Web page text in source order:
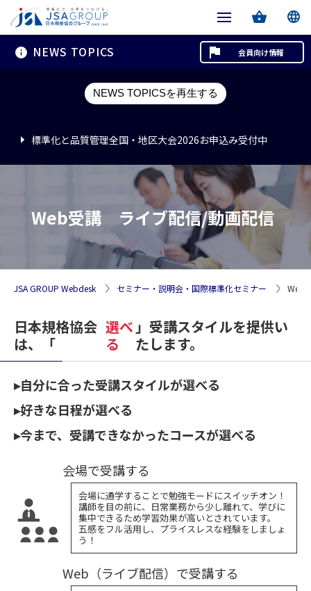
NEWS TOPICS
NEWS TOPICSを再生する
標準化と品質管理全国・地区大会2026お申込み受付中
標準化と品質管理全国・地区大会2026お申込み受付中
標準化と品質管理全国・地区大会2026お申込み受付中
会員向け情報
Web受講 ライブ配信/動画配信
JSA GROUP Webdesk セミナー・説明会・国際標準化セミナー Web
日本規格協会
は、「
選べ
る
」受講スタイルを提供い
たします。
▸自分に合った受講スタイルが選べる
▸好きな日程が選べる
▸今まで、受講できなかったコースが選べる
会場で受講する
会場に通学することで勉強モードにスイッチオン！
講師を目の前に、日常業務から少し離れて、学びに
集中できるため学習効果が高いとされています。
五感をフル活用し、プライスレスな経験をしましょ
う！
Web（ライブ配信）で受講する